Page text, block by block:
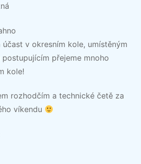
účast v okresním kole, umístěným
přejeme mnoho
kole!
rozhodčím a technické četě za
víkendu